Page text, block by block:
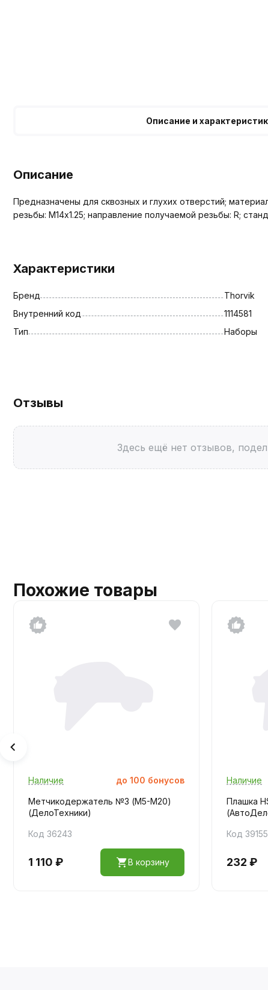
Описание и
Описание
Предназначены для сквозных и глухих отверстий;
резьбы: М14х1.25; направление получаемой резьбы: R;
Характеристики
Бренд
Thorvik
Внутренний код
1114581
Тип
Наборы
Отзывы
Здесь ещё нет отзывов,
Похожие товары
Наличие до 100 бонусов
Метчикодержатель №3 (М5-M20)
(ДелоТехники)
Код 36243
1 110 ₽ В корзину
Наличие
Плашка
Код
232 ₽